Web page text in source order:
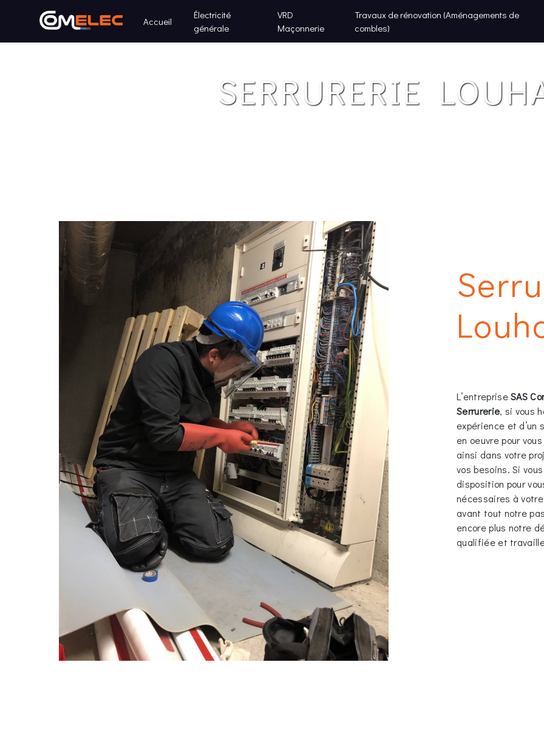
Panneau de gestion des cookies
Accueil
Électricité
générale
VRD
Maçonnerie
Travaux de rénovation (Aménagements de
combles)
SERRURERIE
L’entrepriseSAS
Serrurerie, si vous
expérience et
en oeuvre pour
ainsi dans votre
vos besoins. Si
disposition pour
nécessaires à
avant tout notre
encore plus notre
qualifiée et